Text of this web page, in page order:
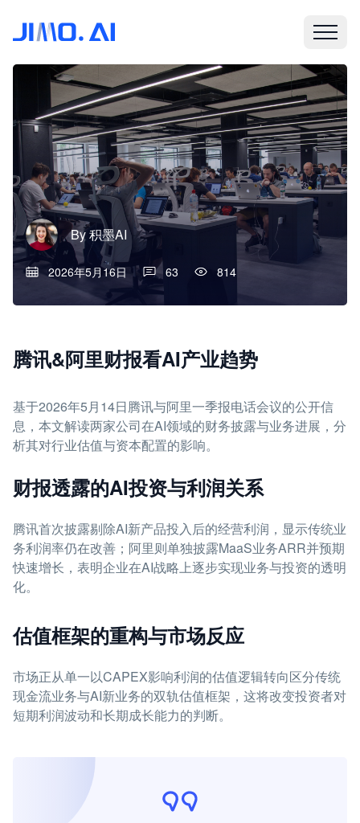
By积墨AI
2026年5月16日 63 814
腾讯&阿里财报看AI产业趋势
基于2026年5月14日腾讯与阿里一季报电话会议的公开信
息，本文解读两家公司在AI领域的财务披露与业务进展，分
析其对行业估值与资本配置的影响。
财报透露的AI投资与利润关系
腾讯首次披露剔除AI新产品投入后的经营利润，显示传统业
务利润率仍在改善；阿里则单独披露MaaS业务ARR并预期
快速增长，表明企业在AI战略上逐步实现业务与投资的透明
化。
估值框架的重构与市场反应
市场正从单一以CAPEX影响利润的估值逻辑转向区分传统
现金流业务与AI新业务的双轨估值框架，这将改变投资者对
短期利润波动和长期成长能力的判断。